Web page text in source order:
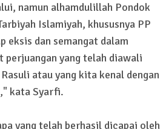
namun alhamdulillah Pondok
Islamiyah, khususnya PP
eksis dan semangat dalam
perjuangan yang telah diawali
atau yang kita kenal dengan
kata Syarfi.
yang telah berhasil dicapai oleh